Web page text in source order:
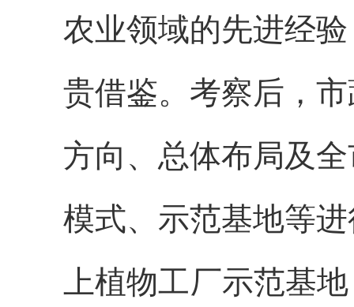
农业领域的先进经验
贵借鉴。 考察后，
方向、总体布局及
模式、示范基地等
上植物工厂示范基